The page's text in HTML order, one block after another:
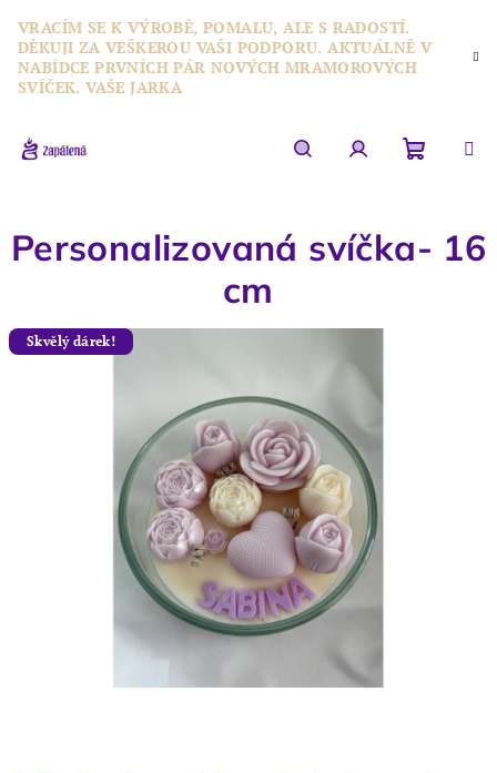
obsah
VRACÍM SE K VÝROBĚ, POMALU, ALE S RADOSTÍ.
DĚKUJI ZA VEŠKEROU VAŠI PODPORU. AKTUÁLNĚ V
NABÍDCE PRVNÍCH PÁR NOVÝCH MRAMOROVÝCH
SVÍČEK. VAŠE JARKA
košík
Personalizovaná svíčka- 16
cm
Skvělý dárek!